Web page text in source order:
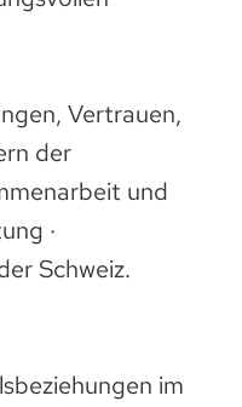
Vertrauen,
der
und
·
Schweiz.
im